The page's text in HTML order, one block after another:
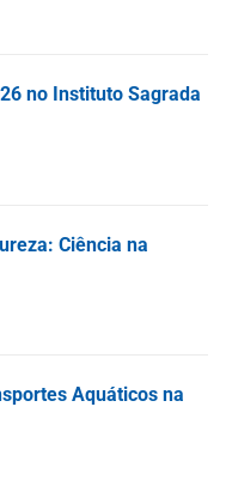
no Instituto Sagrada
Ciência na
Aquáticos na